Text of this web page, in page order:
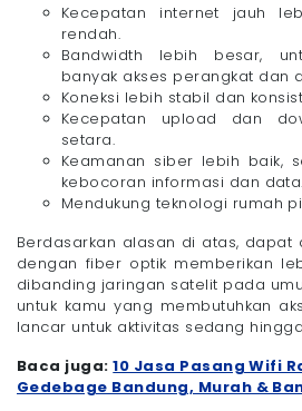
Kecepatan internet jauh
rendah.
Bandwidth lebih besar,
banyak akses perangkat dan
Koneksi lebih stabil dan
Kecepatan upload dan
setara.
Keamanan siber lebih baik,
kebocoran informasi dan data.
Mendukung teknologi rumah
Berdasarkan alasan di atas, dapat
dengan fiber optik memberikan
dibanding jaringan satelit pada
untuk kamu yang membutuhkan
lancar untuk aktivitas sedang
Baca juga:10 Jasa Pasang Wifi
Gedebage Bandung, Murah &